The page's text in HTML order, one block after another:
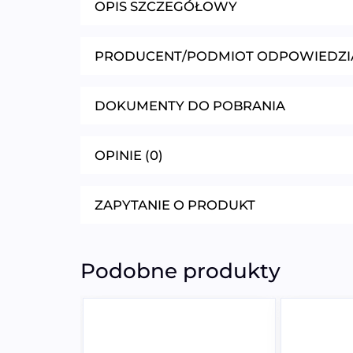
OPIS SZCZEGÓŁOWY
PRODUCENT/PODMIOT
DOKUMENTY DO POBRANIA
OPINIE (0)
ZAPYTANIE O PRODUKT
Podobne produkty